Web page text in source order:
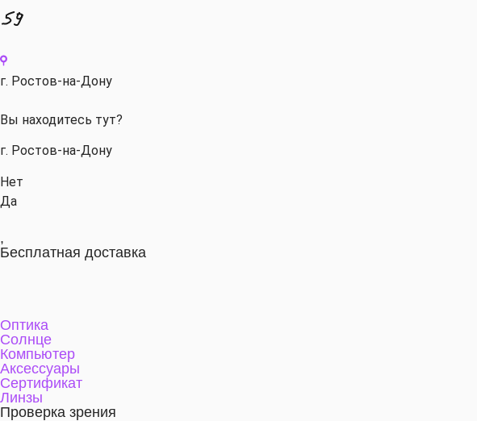
г. Ростов-на-Дону
Вы находитесь тут?
г. Ростов-на-Дону
Нет
Да
,
Бесплатная доставка
Оптика
Солнце
Компьютер
Аксессуары
Сертификат
Линзы
Проверка зрения